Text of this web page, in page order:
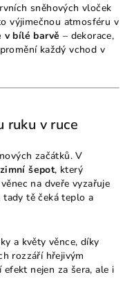
sněhových vloček
výjimečnou atmosféru v
v bílé barvě – dekorace,
každý vchod v
ruku v ruce
začátků. V
šepot, který
na dveře vyzařuje
tě čeká teplo a
a květy věnce, díky
rozzáří hřejivým
nejen za šera, ale i